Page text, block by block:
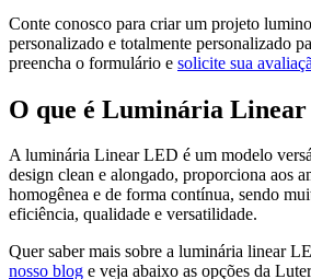
Conte conosco para criar um projeto
personalizado e totalmente personalizado
preencha o formulário e solicite sua
O que é Luminária
A luminária Linear LED é um modelo
design clean e alongado, proporciona aos
homogênea e de forma contínua, sendo
eficiência, qualidade e versatilidade.
Quer saber mais sobre a luminária linear
nosso blog e veja abaixo as opções da